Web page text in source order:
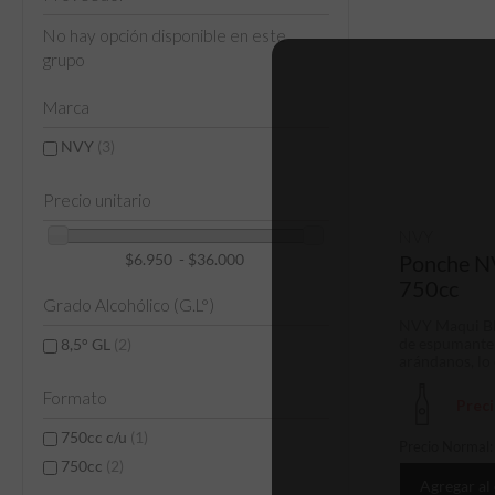
Ponche
NVY Maqui
de
No hay opción disponible en este
grupo
Marca
NVY (3)
Precio unitario
$6.950 - $36.000
Grado Alcohólico (G.L°)
8,5° GL (2)
Formato
750cc c/u (1)
750cc (2)